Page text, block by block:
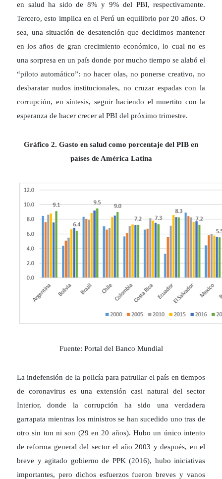
en salud ha sido de 8% y 9% del PBI, respectivamente.
Tercero, esto implica en el Perú un equilibrio por 20 años. O
sea, una situación de desatención que decidimos mantener
en los años de gran crecimiento económico, lo cual no es
una sorpresa en un país donde por mucho tiempo se alabó el
“piloto automático”: no hacer olas, no ponerse creativo, no
desbaratar nudos institucionales, no cruzar espadas con la
corrupción, en síntesis, seguir haciendo el muertito con la
esperanza de hacer crecer al PBI del próximo trimestre.
Gráfico 2. Gasto en salud como porcentaje del PIB en
países de América Latina
Fuente: Portal del Banco Mundial
La indefensión de la policía para patrullar el país en tiempos
de coronavirus es una extensión casi natural del sector
Interior, donde la corrupción ha sido una verdadera
garrapata mientras los ministros se han sucedido uno tras de
otro sin ton ni son (29 en 20 años). Hubo un único intento
de reforma general del sector el año 2003 y después, en el
breve y agitado gobierno de PPK (2016), hubo iniciativas
importantes, pero dichos esfuerzos fueron breves y vanos